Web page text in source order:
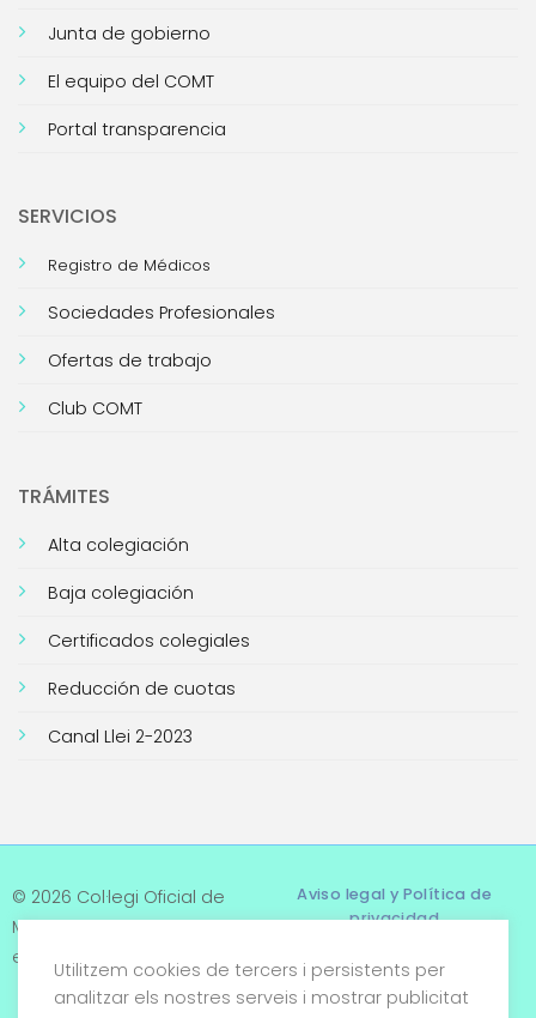
Junta de gobierno
El equipo del COMT
Portal transparencia
SERVICIOS
Registro de Médicos
Sociedades Profesionales
Ofertas de trabajo
Club COMT
TRÁMITES
Alta colegiación
Baja colegiación
Certificados colegiales
Reducción de cuotas
Canal Llei 2-2023
© 2026 Col·legi Oficial de
Metges de Tarragona. Tots
els drets reservats
Aviso legal y Política de
privacidad
Términos y condiciones
Utilitzem cookies de tercers i persistents per
analitzar els nostres serveis i mostrar publicitat